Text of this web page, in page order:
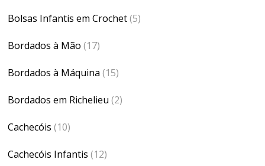
Bolsas Infantis em Crochet(5)
Bordados à Mão (17)
Bordados à Máquina (15)
Bordados em Richelieu (2)
Cachecóis (10)
Cachecóis Infantis (12)